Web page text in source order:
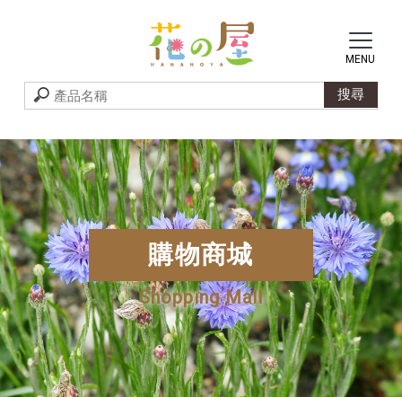
購物商城
Shopping Mall